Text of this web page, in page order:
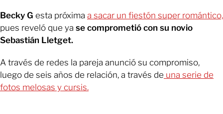
Becky G esta próxima a sacar un fiestón super romántico,
pues reveló que ya se comprometió con su novio
Sebastián Lletget.
A través de redes la pareja anunció su compromiso,
luego de seis años de relación, a través de una serie de
fotos melosas y cursis.